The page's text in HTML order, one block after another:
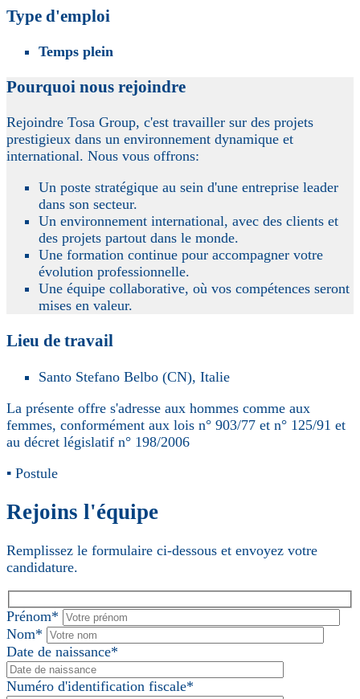
Type d'emploi
Temps plein
Pourquoi nous rejoindre
Rejoindre Tosa Group, c'est travailler sur des projets
prestigieux dans un environnement dynamique et
international. Nous vous offrons:
Un poste stratégique au sein d'une entreprise leader
dans son secteur.
Un environnement international, avec des clients et
des projets partout dans le monde.
Une formation continue pour accompagner votre
évolution professionnelle.
Une équipe collaborative, où vos compétences seront
mises en valeur.
Lieu de travail
Santo Stefano Belbo (CN), Italie
La présente offre s'adresse aux hommes comme aux
femmes, conformément aux lois n° 903/77 et n° 125/91 et
au décret législatif n° 198/2006
▪ Postule
Rejoins l'équipe
Remplissez le formulaire ci-dessous et envoyez votre
candidature.
Prénom*
Nom*
Date de naissance*
Numéro d'identification fiscale*